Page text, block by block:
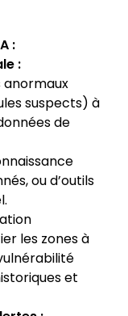
:
:
suspects) à
de
ou d’outils
les zones à
et